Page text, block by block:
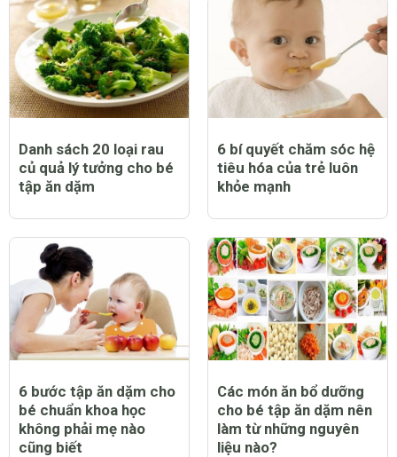
Danh sách 20 loại rau
củ quả lý tưởng cho bé
tập ăn dặm
6 bí quyết chăm sóc hệ
tiêu hóa của trẻ luôn
khỏe mạnh
6 bước tập ăn dặm cho
bé chuẩn khoa học
không phải mẹ nào
cũng biết
Các món ăn bổ dưỡng
cho bé tập ăn dặm nên
làm từ những nguyên
liệu nào?